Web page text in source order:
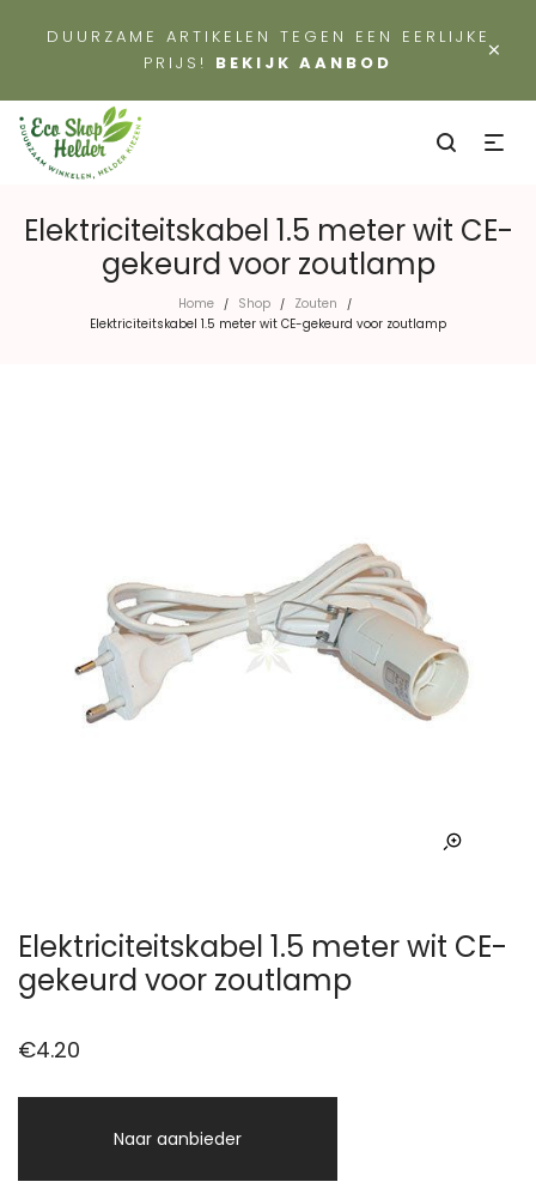
×
DUURZAME ARTIKELEN TEGEN EEN EERLIJKE
PRIJS! BEKIJK AANBOD
Elektriciteitskabel 1.5 meter wit CE-
gekeurd voor zoutlamp
Home / Shop / Zouten /
Elektriciteitskabel 1.5 meter wit CE-gekeurd voor zoutlamp
Elektriciteitskabel 1.5 meter wit CE-
gekeurd voor zoutlamp
€4.20
Naar aanbieder